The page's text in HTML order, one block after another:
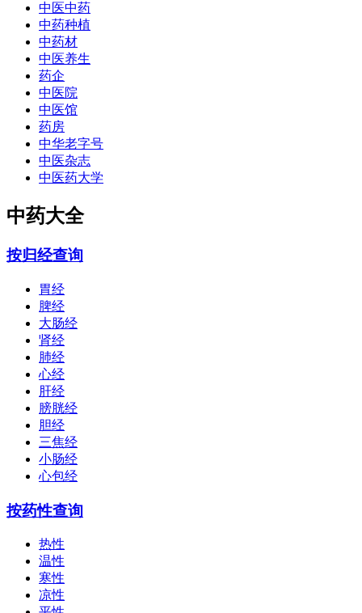
中医中药
中药种植
中药材
中医养生
药企
中医院
中医馆
药房
中华老字号
中医杂志
中医药大学
中药大全
按归经查询
胃经
脾经
大肠经
肾经
肺经
心经
肝经
膀胱经
胆经
三焦经
小肠经
心包经
按药性查询
热性
温性
寒性
凉性